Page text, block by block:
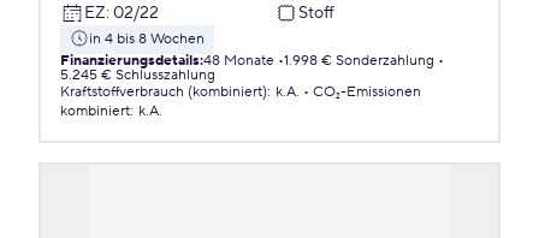
EZ: 02/22 Stoff
in 4 bis 8 Wochen
Finanzierungsdetails:48 Monate 1.998 € Sonderzahlung
5.245 € Schlusszahlung
Kraftstoffverbrauch (kombiniert): k.A.
CO₂-Emissionen
kombiniert: k.A.